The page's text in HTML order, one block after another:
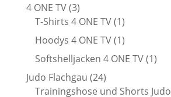
4 ONE TV 33
Produkte
T-Shirts 4 ONE TV 11
Produkt
Hoodys 4 ONE TV 11
Produkt
Softshelljacken 4 ONE TV 11
Judo Flachgau 2424
Produkte
Trainingshose und Shorts Judo